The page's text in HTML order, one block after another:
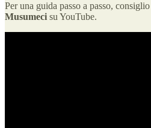
Per una guida passo a passo,
Musumeci su YouTube.